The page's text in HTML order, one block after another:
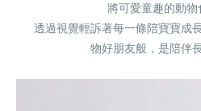
將可愛童趣的動物
透過視覺輕訴著每一條陪寶寶成
物好朋友般，是陪伴